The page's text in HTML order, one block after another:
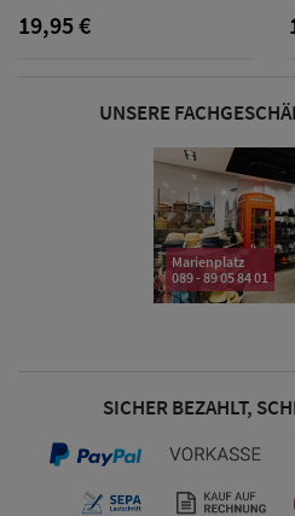
Damen Caps
Baseball Caps
Schutz Caps
Bandana Caps
Sonnenschilder
& Visoren
Damen
19,95 €
UNSERE
Marienplatz
089 - 89 05 84 01
SICHER BEZAHLT,